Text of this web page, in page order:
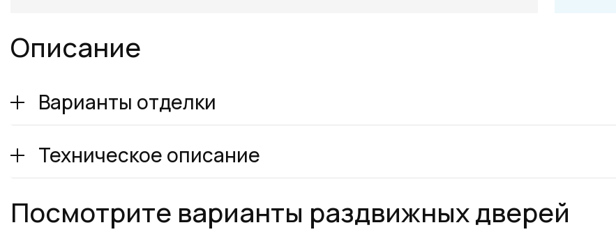
Описание
Варианты отделки
Техническое описание
Посмотрите варианты раздвижных дверей